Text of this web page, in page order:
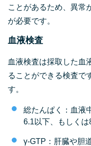
ことがあるため、異常
が必要です。
血液検査
血液検査は採取した血
ることができる検査で
す。
総たんぱく：血液
6.1以下、もしく
γ-GTP：肝臓や胆